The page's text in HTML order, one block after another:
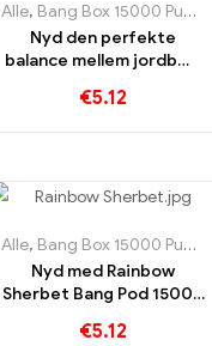
Alle, Bang Box 15000 Puff
Nyd den perfekte
balance mellem jordbær
Puff engangs e-cigaret
€5.12
Alle, Bang Box 15000 Puff
Nyd med Rainbow
Sherbet Bang Pod 15000
række frugtige aromaer
€5.12